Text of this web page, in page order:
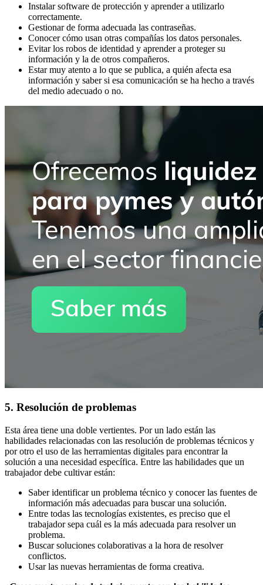
Instalar software de protección y aprender a utilizarlo
correctamente.
Gestionar de forma adecuada las contraseñas.
Conocer cómo usan otras compañías los datos personales.
Evitar los robos de identidad y aprender a proteger su
información y la de otros compañeros.
Estar muy atento a lo que se publica, a quién afecta esa
información y saber si esa comunicación se ha hecho a través
del medio adecuado o no.
5. Resolución de problemas
Esta área tiene una doble vertientes. Por un lado están las
habilidades relacionadas con las resolución de problemas técnicos y
por otro el uso de las herramientas digitales para encontrar la
solución a una necesidad específica. Entre las habilidades que un
trabajador debe cultivar están:
Saber identificar un problema técnico y conocer las fuentes de
información más adecuadas para buscar una solución.
Entre todas las tecnologías existentes, es preciso que el
trabajador sepa cuál es la más adecuada para resolver un
problema.
Buscar soluciones colaborativas a la hora de resolver
conflictos.
Usar las nuevas herramientas de forma creativa.